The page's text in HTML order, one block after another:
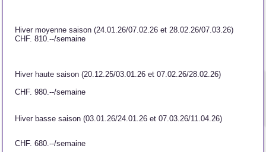
Hiver moyenne saison (24.01.26/07.02.26 et 28.02.26/07.03.26)
CHF. 810.--/semaine
Hiver haute saison (20.12.25/03.01.26 et 07.02.26/28.02.26)
CHF. 980.--/semaine
Hiver basse saison (03.01.26/24.01.26 et 07.03.26/11.04.26)
CHF. 680.--/semaine